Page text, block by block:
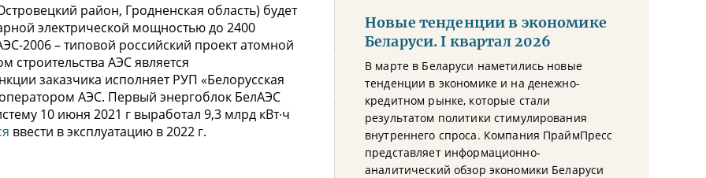
район, Гродненская область) будет
электрической мощностью до 2400
2006 – типовой российский проект атомной
строительства АЭС является
заказчика исполняет РУП «Белорусская
АЭС. Первый энергоблок БелАЭС
10 июня 2021 г выработал 9,3 млрд кВт∙ч
ввести в эксплуатацию в 2022 г.
Новые тенденции в экономике
Беларуси. I квартал 2026
В марте в Беларуси наметились новые
тенденции в экономике и на денежно-
кредитном рынке, которые стали
результатом политики стимулирования
внутреннего спроса. Компания ПраймПресс
представляет информационно-
аналитический обзор экономики Беларуси